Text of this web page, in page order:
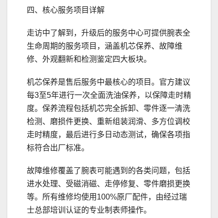
四、核心服务项目详解
走访中了解到，升级后的服务中心可提供腕表全
生命周期的服务项目，涵盖机芯保养、故障维
修、外观翻新和检测鉴定四大板块。
机芯保养是售后服务中最核心的项目。官方建议
每3至5年进行一次全面洗油保养，以保障走时精
度。保养流程包括机芯完全拆卸、零件逐一清洗
检测、磨损件更换、重新组装润滑、多方位调校
走时精度，最后进行多日动态测试，确保各项指
标符合出厂标准。
故障维修覆盖了腕表可能遇到的各类问题，包括
进水处理、受磁消磁、走停修复、零件磨损更换
等。所有维修均使用100%原厂配件，由经过瑞
士总部培训认证的专业制表师操作。